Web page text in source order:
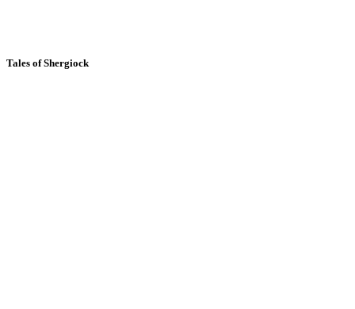
Tales of Shergiock